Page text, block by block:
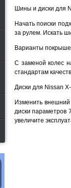
Шины и диски для
Начать поиски
за рулем. Искать
Варианты
С заменой колес
стандартам
Диски для Nissan X-
Изменить внешний
диски параметров
увеличите